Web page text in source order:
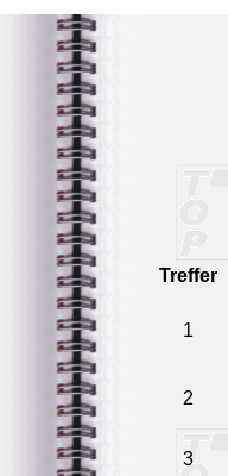
Treffer
1
2
3